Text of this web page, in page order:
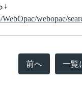
↓
webopac/
前へ 一覧